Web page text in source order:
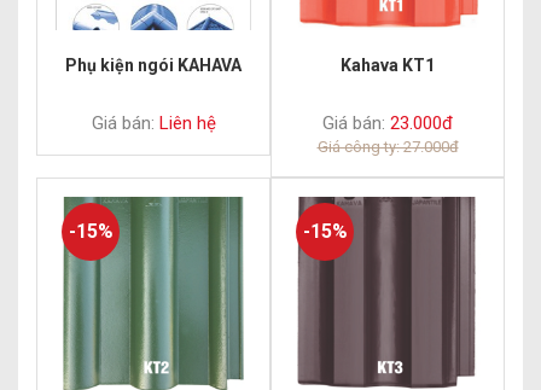
Phụ kiện ngói KAHAVA
Giá bán: Liên hệ
Kahava KT1
Giá bán: 23.000đ
Giá công ty: 27.000đ
-15% -15%